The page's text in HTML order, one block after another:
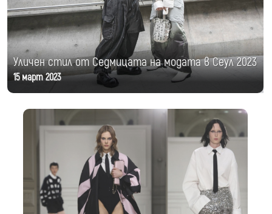
Уличен стил от Седмицата на модата в Сеул 2023
15 март 2023